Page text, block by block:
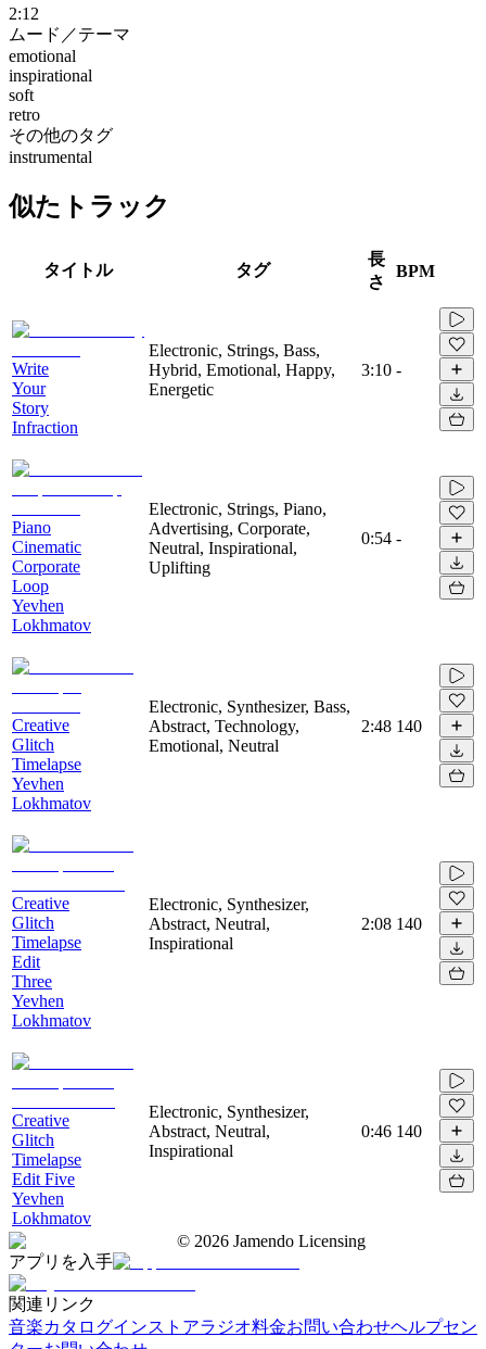
2:12
ムード／テーマ
emotional
inspirational
soft
retro
その他のタグ
instrumental
似たトラック
タイトル タグ
長
さ
BPM
Write
Your
Story
Infraction
Electronic, Strings, Bass,
Hybrid, Emotional, Happy,
Energetic
3:10 -
Piano
Cinematic
Corporate
Loop
Yevhen
Lokhmatov
Electronic, Strings, Piano,
Advertising, Corporate,
Neutral, Inspirational,
Uplifting
0:54 -
Creative
Glitch
Timelapse
Yevhen
Lokhmatov
Electronic, Synthesizer, Bass,
Abstract, Technology,
Emotional, Neutral
2:48 140
Creative
Glitch
Timelapse
Edit
Three
Yevhen
Lokhmatov
Electronic, Synthesizer,
Abstract, Neutral,
Inspirational
2:08 140
Creative
Glitch
Timelapse
Edit Five
Yevhen
Lokhmatov
Electronic, Synthesizer,
Abstract, Neutral,
Inspirational
0:46 140
© 2026 Jamendo Licensing
アプリを入手
関連リンク
音楽カタログインストアラジオ料金お問い合わせヘルプセン